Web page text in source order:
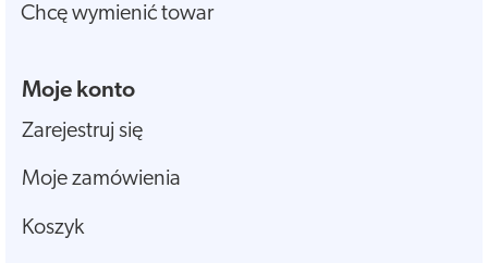
Chcę wymienić towar
Moje konto
Zarejestruj się
Moje zamówienia
Koszyk